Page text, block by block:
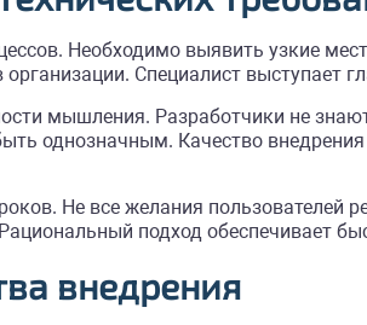
Необходимо выявить узкие
Специалист выступает
мышления. Разработчики не
однозначным. Качество
Не все желания пользователей
подход обеспечивает
внедрения